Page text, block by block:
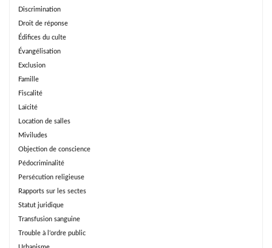
Discrimination
Droit de réponse
Édifices du culte
Évangélisation
Exclusion
Famille
Fiscalité
Laïcité
Location de salles
Miviludes
Objection de conscience
Pédocriminalité
Persécution religieuse
Rapports sur les sectes
Statut juridique
Transfusion sanguine
Trouble à l’ordre public